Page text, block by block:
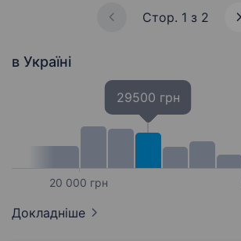
відповідальна людина, яка прагне…
Стор. 1 з 2
в Україні
20 000 грн
29500 грн
Докладніше